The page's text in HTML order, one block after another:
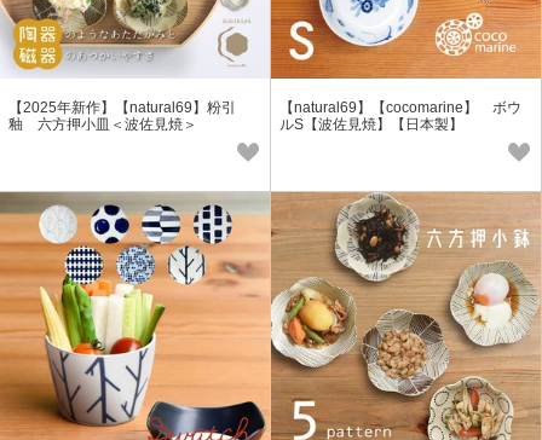
【2025年新作】【natural69】粉引
釉 六方押小皿＜波佐見焼＞
【natural69】【cocomarine】 ボウ
ルS【波佐見焼】【日本製】